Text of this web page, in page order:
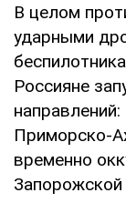
В целом
ударными
Россияне
Приморско-
временно
Запорожской